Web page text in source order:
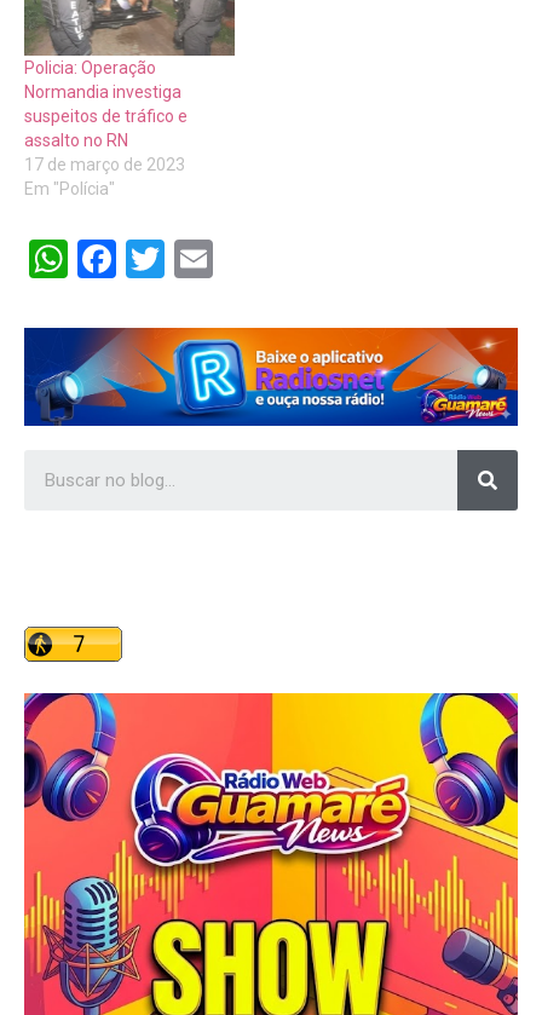
Policia: Operação
Normandia investiga
suspeitos de tráfico e
assalto no RN
17 de março de 2023
Em "Polícia"
WhatsApp
Facebook
Twitter